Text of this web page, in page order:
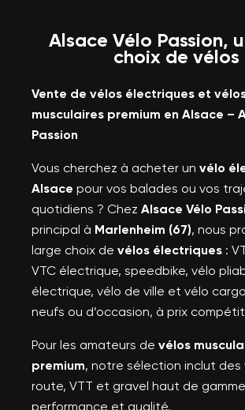
Alsace Vélo Passion,
choix de vélos
Vente de vélos électriques et
musculaires premium en Alsace –
Passion
Vous cherchez à acheter un vélo
Alsace pour vos balades ou vos
quotidiens ? Chez Alsace Vélo
principal à Marlenheim (67), nous
large choix de vélos électriques :
VTC électrique, speedbike, vélo
électrique, vélo de ville et vélo
neufs ou d’occasion, à prix
Pour les amateurs de vélos
premium, notre sélection inclut des
route, VTT et gravel haut de
performance et qualité.